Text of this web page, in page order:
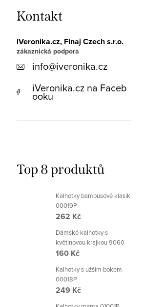
Kontakt
iVeronika.cz, Finaj Czech s.r.o.
info@iveronika.cz
iVeronika.cz na Faceb
ooku
Top 8 produktů
Kalhotky bambusové klasik
00019P
262 Kč
Dámské kalhotky s
květinovou krajkou 9060
160 Kč
Kalhotky s užším bokem
00018P
249 Kč